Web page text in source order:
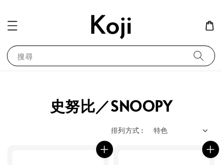
搜尋
史努比／SNOOPY
排列方式 :